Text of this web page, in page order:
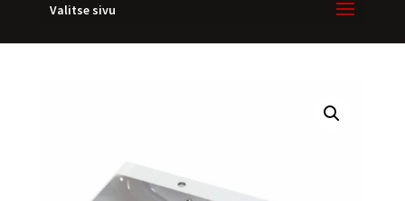
Valitse sivu